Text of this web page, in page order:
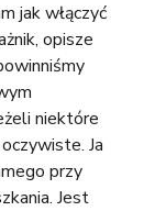
jak włączyć
opisze
niektóre
Ja
przy
Jest